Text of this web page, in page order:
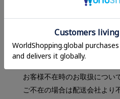
ヤマト運輸の「お届け予定通
バーズ」サービスよりお客様
お客様不在時のお取扱につい
ご不在の場合は配送会社より